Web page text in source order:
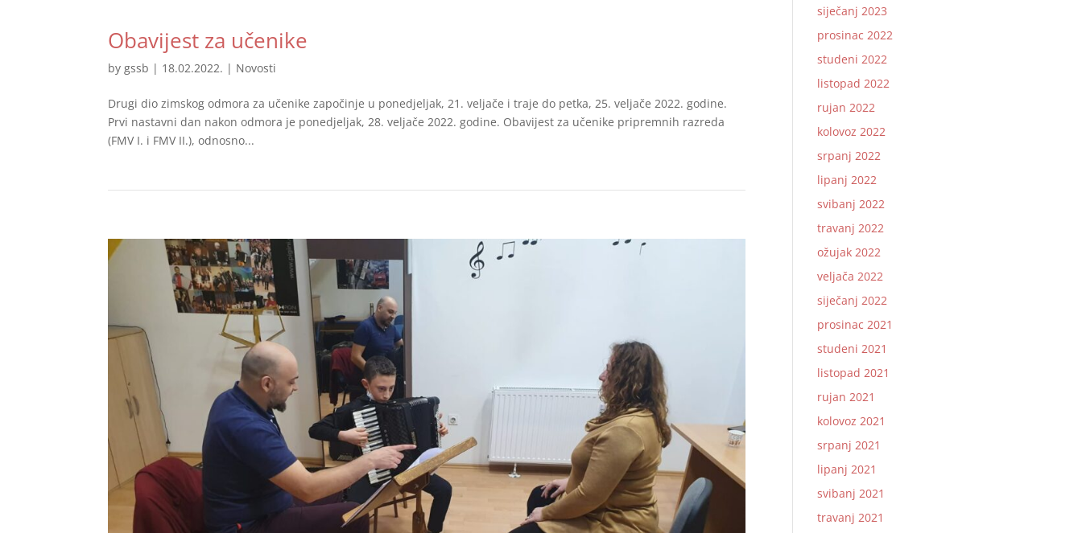
Obavijest za učenike
bygssb | 18.02.2022. | Novosti
Drugi dio zimskog odmora za učenike započinje u ponedjeljak, 21. veljače i traje do petka, 25. veljače 2022. godine.
Prvi nastavni dan nakon odmora je ponedjeljak, 28. veljače 2022. godine. Obavijest za učenike pripremnih razreda
(FMV I. i FMV II.), odnosno...
siječanj 2023
prosinac 2022
studeni 2022
listopad 2022
rujan 2022
kolovoz 2022
srpanj 2022
lipanj 2022
svibanj 2022
travanj 2022
ožujak 2022
veljača 2022
siječanj 2022
prosinac 2021
studeni 2021
listopad 2021
rujan 2021
kolovoz 2021
srpanj 2021
lipanj 2021
svibanj 2021
travanj 2021